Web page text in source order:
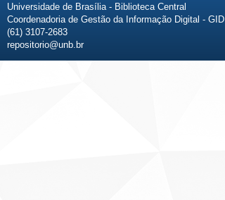
Universidade de Brasília - Biblioteca Central
Coordenadoria de Gestão da Informação Digital - GID
(61) 3107-2683
repositorio@unb.br